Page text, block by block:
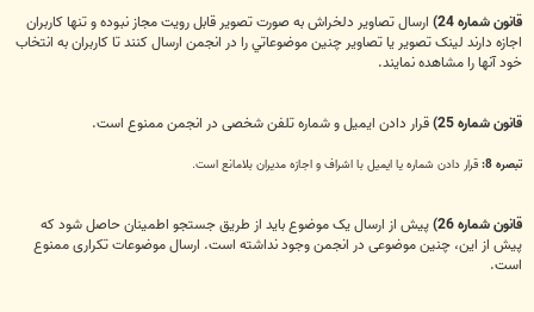
قانون شماره 24)
ارسال تصاوير دلخراش به صورت تصوير قابل رويت مجاز نبوده و تنها کاربران
اجازه دارند لينک تصوير يا تصاوير چنين موضوعاتي را در انجمن ارسال کنند تا کاربران به انتخاب
خود آنها را مشاهده نمايند.
قانون شماره 25) قرار دادن ايميل و ‌شماره تلفن شخصی در انجمن ممنوع است.
تبصره 8: قرار دادن شماره یا ایمیل با اشراف و اجازه مدیران بلامانع است.
قانون شماره 26)
پیش از ارسال یک موضوع باید از طریق جستجو اطمینان حاصل شود که
پیش از این، چنین موضوعی در انجمن وجود نداشته است. ارسال موضوعات تکراری ممنوع
است.